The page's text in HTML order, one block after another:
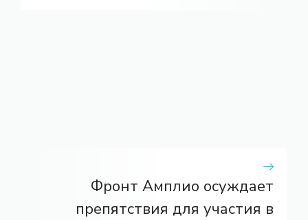
Фронт Амплио осуждает
препятствия для участия в